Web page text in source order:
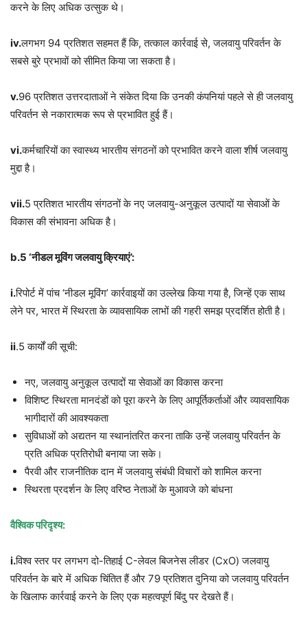
करने के लिए अधिक उत्सुक थे।
iv.लगभग 94 प्रतिशत सहमत हैं कि, तत्काल कार्रवाई से, जलवायु परिवर्तन के
सबसे बुरे प्रभावों को सीमित किया जा सकता है।
v.96 प्रतिशत उत्तरदाताओं ने संकेत दिया कि उनकी कंपनियां पहले से ही जलवायु
परिवर्तन से नकारात्मक रूप से प्रभावित हुई हैं।
vi.कर्मचारियों का स्वास्थ्य भारतीय संगठनों को प्रभावित करने वाला शीर्ष जलवायु
मुद्दा है।
vii.5 प्रतिशत भारतीय संगठनों के नए जलवायु-अनुकूल उत्पादों या सेवाओं के
विकास की संभावना अधिक है।
b.5 ‘नीडल मूविंग जलवायु क्रियाएं’:
i.रिपोर्ट में पांच ‘नीडल मूविंग’ कार्रवाइयों का उल्लेख किया गया है, जिन्हें एक साथ
लेने पर, भारत में स्थिरता के व्यावसायिक लाभों की गहरी समझ प्रदर्शित होती है।
ii.5 कार्यों की सूची:
नए, जलवायु अनुकूल उत्पादों या सेवाओं का विकास करना
विशिष्ट स्थिरता मानदंडों को पूरा करने के लिए आपूर्तिकर्ताओं और व्यावसायिक
भागीदारों की आवश्यकता
सुविधाओं को अद्यतन या स्थानांतरित करना ताकि उन्हें जलवायु परिवर्तन के
प्रति अधिक प्रतिरोधी बनाया जा सके।
पैरवी और राजनीतिक दान में जलवायु संबंधी विचारों को शामिल करना
स्थिरता प्रदर्शन के लिए वरिष्ठ नेताओं के मुआवजे को बांधना
वैश्विक परिदृश्य:
i.विश्व स्तर पर लगभग दो-तिहाई C-लेवल बिजनेस लीडर (CxO) जलवायु
परिवर्तन के बारे में अधिक चिंतित हैं और 79 प्रतिशत दुनिया को जलवायु परिवर्तन
के खिलाफ कार्रवाई करने के लिए एक महत्वपूर्ण बिंदु पर देखते हैं।